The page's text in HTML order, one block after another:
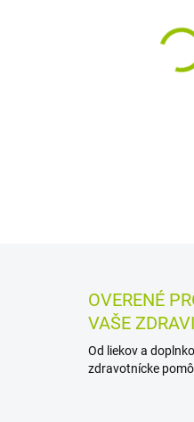
OVERENÉ
VAŠE
Od liekov a
zdravotnícke